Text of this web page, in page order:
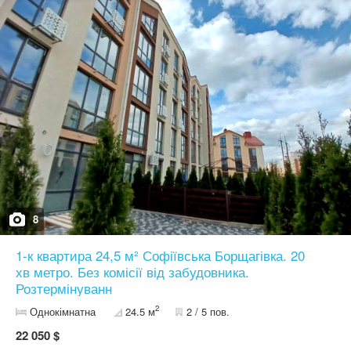
Телефонуйте — покажу квартиру та допоможу з оформленням
8
1-к квартира 24,5 м² Софіївська Борщагівка. 20
хв метро. Без комісії від забудовника.
Розтермінуванн
Однокімнатна 24.5 м2 2 / 5 пов.
22 050 $